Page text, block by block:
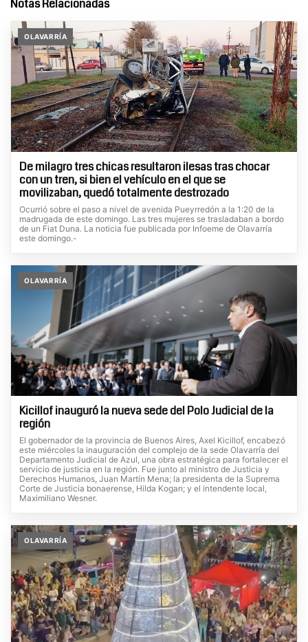
Notas Relacionadas
OLAVARRÍA
De milagro tres chicas resultaron ilesas tras chocar
con un tren, si bien el vehículo en el que se
movilizaban, quedó totalmente destrozado
Ocurrió sobre el paso a nivel de avenida Pueyrredón a la 1:20 de la
madrugada de este domingo. Las tres mujeres se trasladaban a bordo
de un Fiat Duna. La noticia fue publicada por Infoeme de Olavarría
este domingo.-
OLAVARRÍA
Kicillof inauguró la nueva sede del Polo Judicial de la
región
El gobernador de la provincia de Buenos Aires, Axel Kicillof, encabezó
este miércoles la inauguración del complejo de la sede Olavarría del
Departamento Judicial de Azul, una obra estratégica para fortalecer el
servicio de justicia en la región. Fue junto al ministro de Justicia y
Derechos Humanos, Juan Martín Mena; la presidenta de la Suprema
Corte de Justicia bonaerense, Hilda Kogan; y el intendente local,
Maximiliano Wesner.
OLAVARRÍA